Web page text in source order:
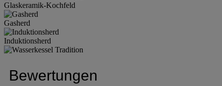
Glaskeramik-Kochfeld
Gasherd
Induktionsherd